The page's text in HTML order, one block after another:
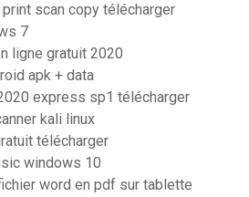
scan copy télécharger
7
ligne gratuit 2020
apk + data
express sp1 télécharger
kali linux
télécharger
windows 10
word en pdf sur tablette